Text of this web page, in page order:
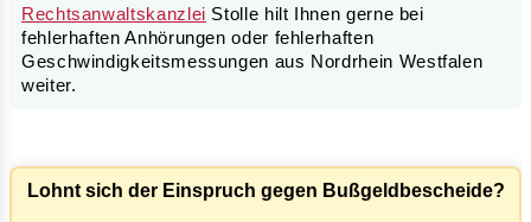
Rechtsanwaltskanzlei Stolle hilt Ihnen gerne bei
fehlerhaften Anhörungen oder fehlerhaften
Geschwindigkeitsmessungen aus Nordrhein Westfalen
weiter.
Lohnt sich der Einspruch gegen Bußgeldbescheide?